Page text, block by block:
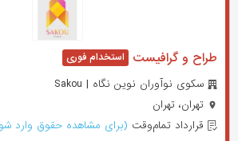
طراح و گرافیست
سکوی نوآوران نوین نگاه | Sakou
تهران، تهران
قرارداد تمام‌وقت (برای مشاهده حقوق وارد